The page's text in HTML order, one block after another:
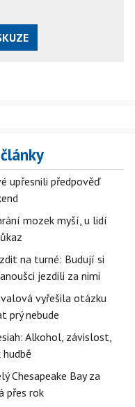
upřesnili předpověď
mozek myší, u lidí
na turné: Budují si
jezdili za nimi
vyřešila otázku
prý nebude
Alkohol, závislost,
Chesapeake Bay za
přes rok